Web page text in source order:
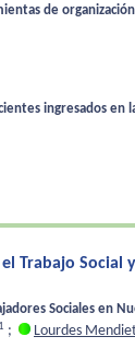
de organización
ingresados
Trabajo Social
Sociales en
1 ; Lourdes